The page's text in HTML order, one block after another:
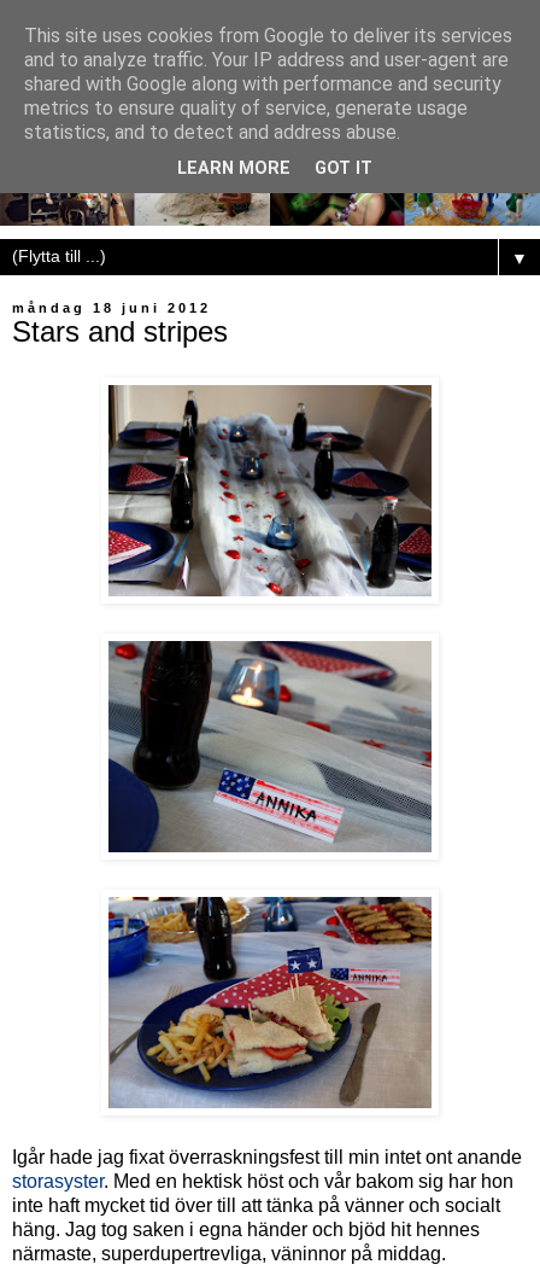
▼
måndag 18 juni 2012
Stars and stripes
Igår hade jag fixat överraskningsfest till min intet ont anande
storasyster. Med en hektisk höst och vår bakom sig har hon
inte haft mycket tid över till att tänka på vänner och socialt
häng. Jag tog saken i egna händer och bjöd hit hennes
närmaste, superdupertrevliga, väninnor på middag.
This site uses cookies from Google to deliver its services
and to analyze traffic. Your IP address and user-agent are
shared with Google along with performance and security
metrics to ensure quality of service, generate usage
statistics, and to detect and address abuse.
LEARN MORE GOT IT